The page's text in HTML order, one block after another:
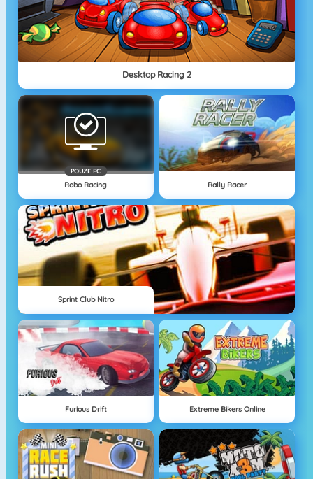
Desktop Racing 2
POUZE PC
Robo Racing Rally Racer
Sprint Club Nitro
Furious Drift Extreme Bikers Online